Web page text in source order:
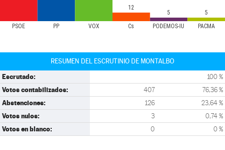
PSOE PP VOX Cs PODEMOS-IU PACMA
12
5 5
RESUMEN DEL ESCRUTINIO DE MONTALBO
Escrutado: 100 %
Votos contabilizados: 407 76,36 %
Abstenciones: 126 23,64 %
Votos nulos: 3 0,74 %
Votos en blanco: 0 0 %